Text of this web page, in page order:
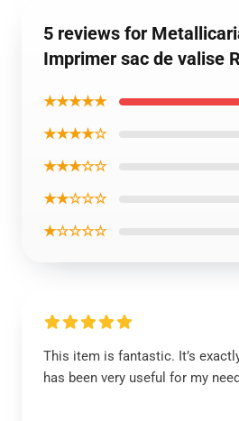
5 reviews for
Imprimer sac de valise
★★★★★
★★★★☆
★★★☆☆
★★☆☆☆
★☆☆☆☆
This item is fantastic. It’s
has been very useful for my